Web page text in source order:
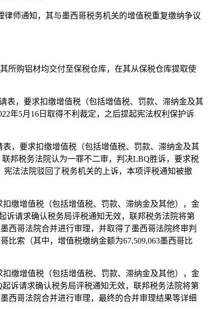
律师通知，其与墨西哥税务机关的增值税重复缴纳争议
所购铝材均交付至保税仓库，在其从保税仓库提取使
表，要求扣缴增值税（包括增值税、罚款、滞纳金及其
年5月16日取得不利裁定，之后提起宪法权利保护诉
表，要求扣缴增值税（包括增值税、罚款、滞纳金及其
邦税务法院认为一罪不二审，判决LBQ胜诉，要求税
法法院驳回了税务机关的上诉，本项评税通知被撤
扣缴增值税（包括增值税、罚款、滞纳金及其他），金
诉请求确认税务局评税通知无效，联邦税务法院将第
西哥法院合并进行审理，并取得了墨西哥法院终审判
比索（其中，增值税缴纳金额为67,509,063墨西哥比
扣缴增值税（包括增值税、罚款、滞纳金及其他），金
诉请求确认税务局评税通知无效，联邦税务法院将第
西哥法院合并进行审理，最终的合并审理结果等详细